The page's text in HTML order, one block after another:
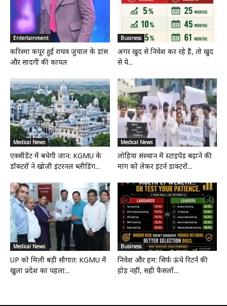
Entertainment
करिश्मा कपूर हुईं राघव जुयाल के डांस
और सादगी की कायल
Business
अगर खुद से निवेश कर रहे हैं, तो खुद
से ये...
Medical News
एक्सीडेंट में बचेगी जान: KGMU के
डॉक्टरों ने खोजी इंटरनल ब्लीडिंग...
Medical News
लोहिया संस्थान में स्टाइपेंड बढ़ाने की
मांग को लेकर इंटर्न डाक्टरों...
Medical News
UP को मिली बड़ी सौगात: KGMU में
खुला प्रदेश का पहला...
Business
निवेश और हम: सिर्फ ऊंचे रिटर्न की
होड़ नहीं, सही फैसलों...